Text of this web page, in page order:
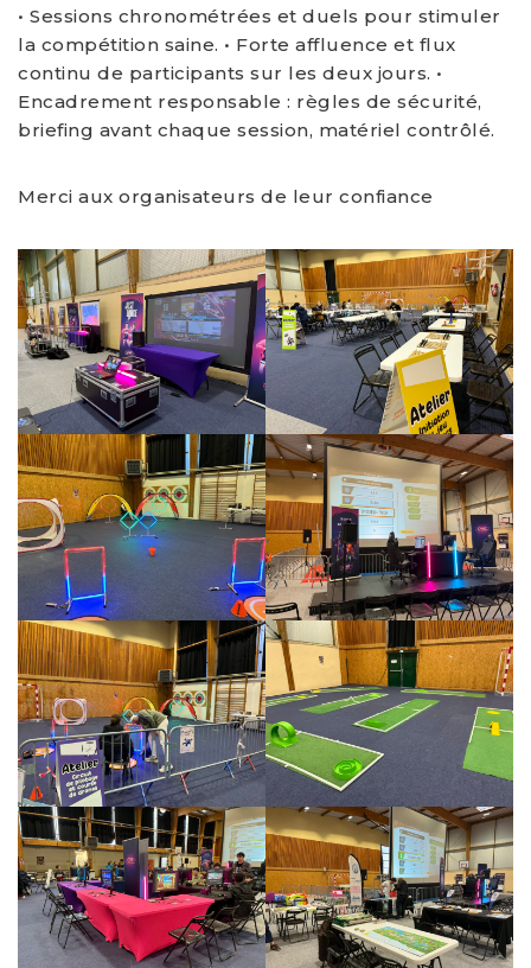
• Sessions chronométrées et duels pour stimuler
la compétition saine. • Forte affluence et flux
continu de participants sur les deux jours. •
Encadrement responsable : règles de sécurité,
briefing avant chaque session, matériel contrôlé.
Merci aux organisateurs de leur confiance